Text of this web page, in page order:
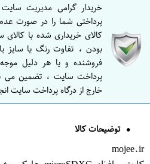
خریدار گرامی مدیریت سایت
پرداختی شما را در صورت
کالای خریداری شده با
بودن ، تفاوت رنگ یا سایز
فروشنده و یا هر دلیل
پرداخت سایت ، تضمین می
خارج از درگاه پرداخت سایت
توضیحات کالا
mojee.ir